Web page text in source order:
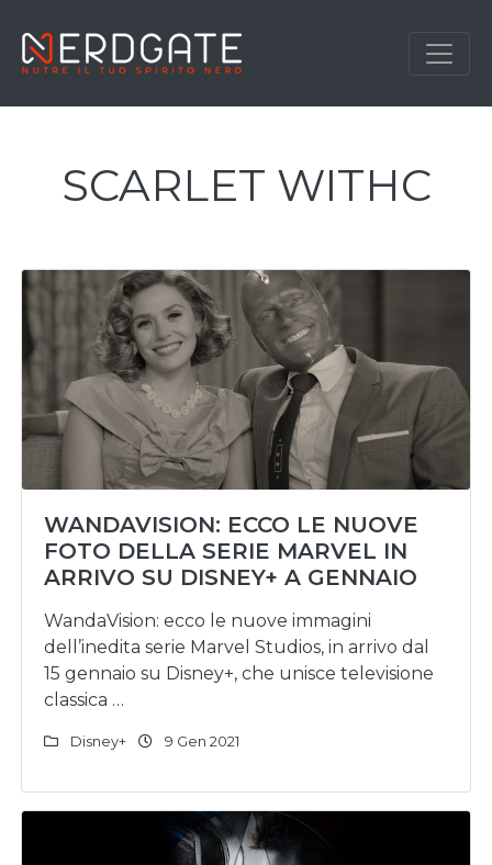
SCARLET WITHC
WANDAVISION: ECCO LE NUOVE
FOTO DELLA SERIE MARVEL IN
ARRIVO SU DISNEY+ A GENNAIO
WandaVision: ecco le nuove immagini
dell’inedita serie Marvel Studios, in arrivo dal
15 gennaio su Disney+, che unisce televisione
classica …
Disney+ 9 Gen 2021